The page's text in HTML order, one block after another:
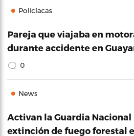
Policíacas
Pareja que viajaba en
durante accidente en
0
News
Activan la Guardia Nacional
extinción de fuego forestal